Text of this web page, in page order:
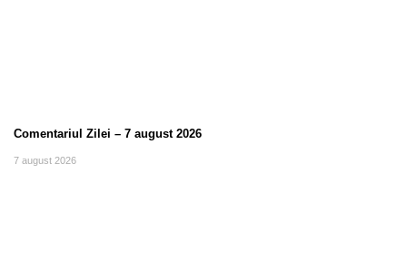
Comentariul Zilei – 7 august 2026
7 august 2026